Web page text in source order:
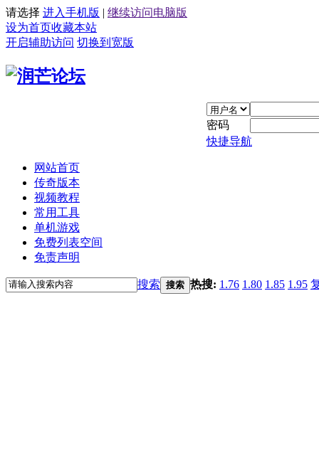
请选择 进入手机版 | 继续访问电脑版
设为首页收藏本站
开启辅助访问 切换到宽版
密码
快捷导航
网站首页
传奇版本
视频教程
常用工具
单机游戏
免费列表空间
免责声明
搜索 搜索 热搜: 1.76 1.80 1.85 1.95